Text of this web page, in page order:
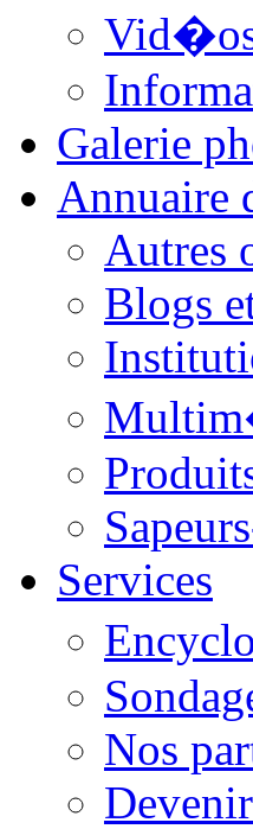
Galerie
Annuaire
Autres
Blogs
Services
Nos